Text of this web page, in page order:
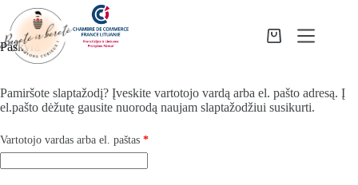
content
Shopping
Paskyra
Pamiršote slaptažodį? Įveskite vartotojo vardą arba el. pašto adresą. Į
el.pašto dėžutę gausite nuorodą naujam slaptažodžiui susikurti.
Vartotojo vardas arba el. paštas *Privalomas